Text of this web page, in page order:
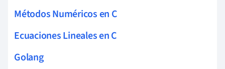
Métodos Numéricos en C
Ecuaciones Lineales en C
Golang